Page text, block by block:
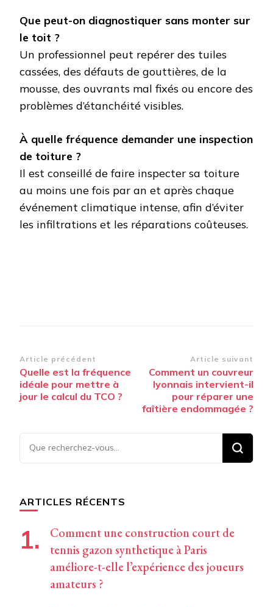
Que peut-on diagnostiquer sans monter sur
le toit ?
Un professionnel peut repérer des tuiles
cassées, des défauts de gouttières, de la
mousse, des ouvrants mal fixés ou encore des
problèmes d’étanchéité visibles.
À quelle fréquence demander une inspection
de toiture ?
Il est conseillé de faire inspecter sa toiture
au moins une fois par an et après chaque
événement climatique intense, afin d’éviter
les infiltrations et les réparations coûteuses.
Navigation
d’article
Article précédent
Quelle est la fréquence
idéale pour mettre à
jour le calcul du TCO ?
Article suivant
Comment un couvreur
lyonnais intervient-il
pour réparer une
faîtière endommagée ?
Vous
recherchiez
ARTICLES RÉCENTS
Comment une construction court de
tennis gazon synthetique à Paris
améliore-t-elle l’expérience des joueurs
amateurs ?